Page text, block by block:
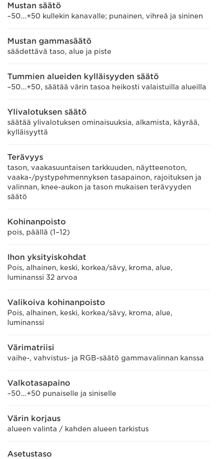
Mustan säätö
–50...+50 kullekin kanavalle; punainen, vihreä ja sininen
Mustan gammasäätö
säädettävä taso, alue ja piste
Tummien alueiden kylläisyyden säätö
–50...+50, säätää värin tasoa heikosti valaistuilla alueilla
Ylivalotuksen säätö
säätää ylivalotuksen ominaisuuksia, alkamista, käyrää,
kylläisyyttä
Terävyys
tason, vaakasuuntaisen tarkkuuden, näytteenoton,
vaaka-/pystypehmennyksen tasapainon, rajoituksen ja
valinnan, knee-aukon ja tason mukaisen terävyyden
säätö
Kohinanpoisto
pois, päällä (1–12)
Ihon yksityiskohdat
Pois, alhainen, keski, korkea/sävy, kroma, alue,
luminanssi 32 arvoa
Valikoiva kohinanpoisto
Pois, alhainen, keski, korkea/sävy, kroma, alue,
luminanssi
Värimatriisi
vaihe-, vahvistus- ja RGB-säätö gammavalinnan kanssa
Valkotasapaino
–50...+50 punaiselle ja siniselle
Värin korjaus
alueen valinta / kahden alueen tarkistus
Asetustaso